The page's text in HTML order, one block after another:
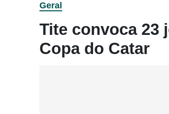
Geral
Tite convoca 23
Copa do Catar